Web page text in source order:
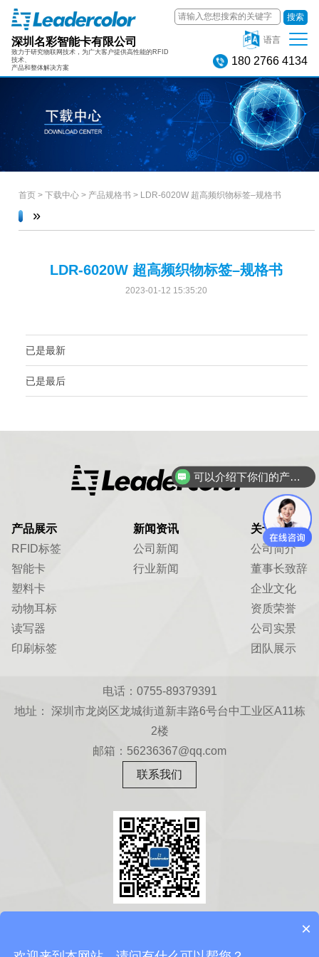
深圳名彩智能卡有限公司
致力于研究物联网技术，为广大客户提供高性能的RFID
技术、
产品和整体解决方案
搜索
语言
180 2766 4134
首页> 下载中心> 产品规格书 > LDR-6020W 超高频织物标签–规格书
»
LDR-6020W 超高频织物标签–规格书
2023-01-12 15:35:20
已是最新
已是最后
产品展示
RFID标签
智能卡
塑料卡
动物耳标
读写器
印刷标签
新闻资讯
公司新闻
行业新闻
关于我们
公司简介
董事长致辞
企业文化
资质荣誉
公司实景
团队展示
电话：0755-89379391
地址： 深圳市龙岗区龙城街道新丰路6号台中工业区A11栋
2楼
邮箱：56236367@qq.com
联系我们
可以介绍下你们的产品么？
×